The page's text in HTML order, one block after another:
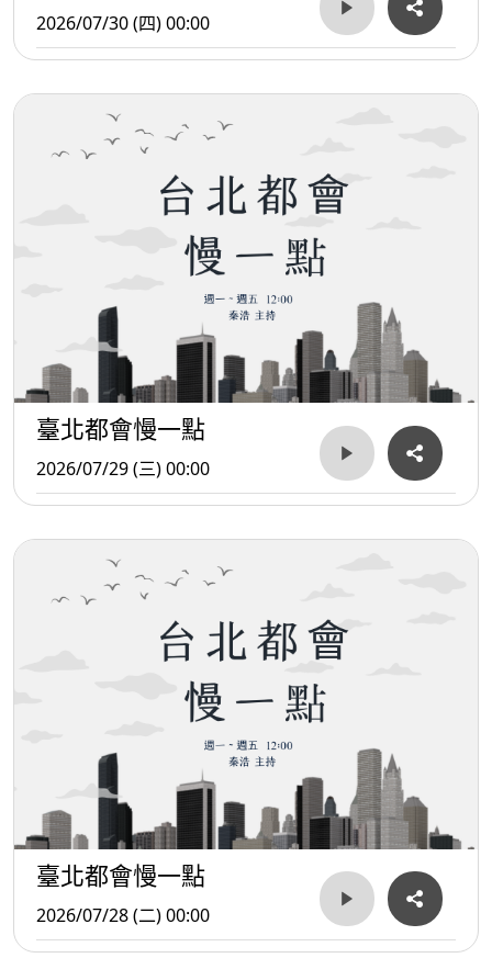
2026/07/30 (四) 00:00
臺北都會慢一點
2026/07/29 (三) 00:00
臺北都會慢一點
2026/07/28 (二) 00:00